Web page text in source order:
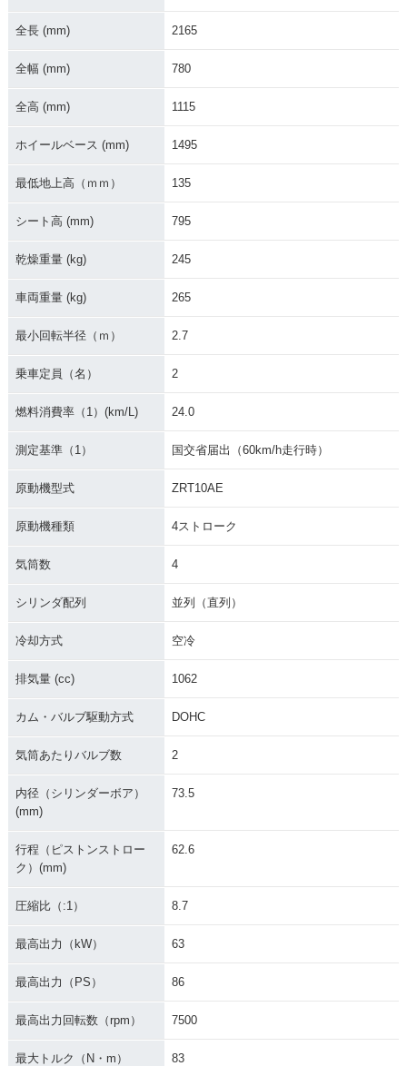
1999年 ZEPHYR 11
00・マイナーチェン
1996年 ZEPHYR 11
1995年 ZEPHYR 11
00・カラーチェンジ
00・新登場
00
全長 (mm) 2165
全幅 (mm) 780
全高 (mm) 1115
ホイールベース (mm) 1495
最低地上高（ｍｍ） 135
シート高 (mm) 795
乾燥重量 (kg) 245
車両重量 (kg) 265
最小回転半径（ｍ） 2.7
乗車定員（名） 2
燃料消費率（1）(km/L) 24.0
測定基準（1） 国交省届出（60km/h走行時）
原動機型式 ZRT10AE
原動機種類 4ストローク
気筒数 4
シリンダ配列 並列（直列）
冷却方式 空冷
排気量 (cc) 1062
カム・バルブ駆動方式 DOHC
気筒あたりバルブ数 2
内径（シリンダーボア）
(mm)
73.5
行程（ピストンストロー
ク）(mm)
62.6
圧縮比（:1） 8.7
最高出力（kW） 63
最高出力（PS） 86
最高出力回転数（rpm） 7500
最大トルク（N・m） 83